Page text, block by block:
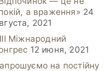
а враження» 24
2021
Міжнародний
12 июня, 2021
на постійну